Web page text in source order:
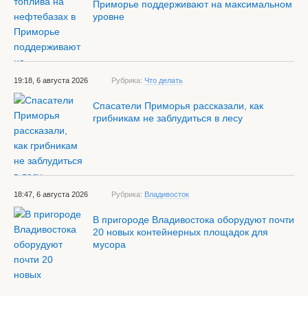
Приморье поддерживают на максимальном
уровне
19:18, 6 августа 2026 Рубрика: Что делать
Спасатели Приморья рассказали, как
грибникам не заблудиться в лесу
18:47, 6 августа 2026 Рубрика: Владивосток
В пригороде Владивостока оборудуют почти
20 новых контейнерных площадок для
мусора